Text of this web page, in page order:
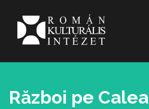
Război pe Calea